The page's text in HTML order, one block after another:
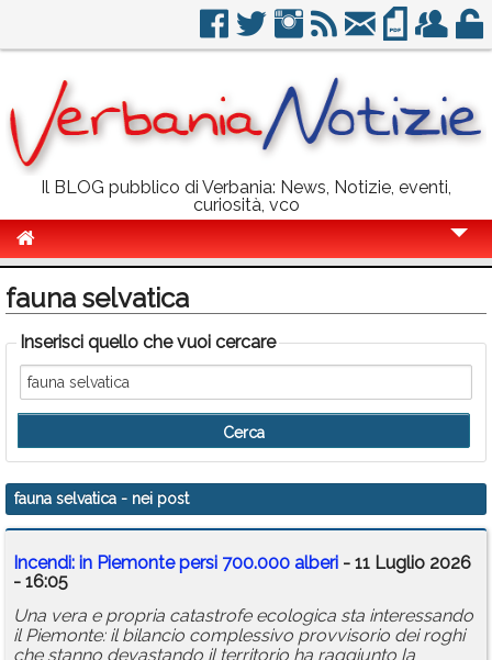
Il BLOG pubblico di Verbania: News, Notizie, eventi,
curiosità, vco
Politica
Sport
Eventi
Info Utili
Rubriche
Calendario
Annunci
fauna selvatica
Inserisci quello che vuoi cercare
fauna selvatica - nei post
Incendi: in Piemonte persi 700.000 alberi - 11 Luglio 2026
- 16:05
Una vera e propria catastrofe ecologica sta interessando
il Piemonte: il bilancio complessivo provvisorio dei roghi
che stanno devastando il territorio ha raggiunto la